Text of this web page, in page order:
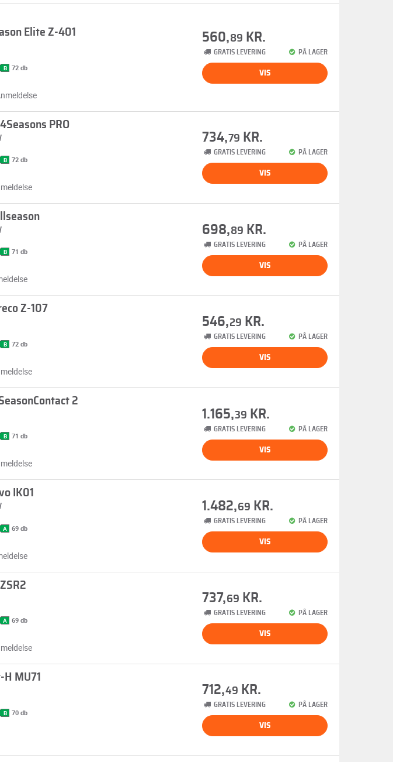
Elite Z-401
B 72 db
560,89 KR.
GRATIS LEVERING PÅ LAGER
VIS
PRO
B 72 db
734,79 KR.
GRATIS LEVERING PÅ LAGER
VIS
B 71 db
698,89 KR.
GRATIS LEVERING PÅ LAGER
VIS
Z-107
B 72 db
546,29 KR.
GRATIS LEVERING PÅ LAGER
VIS
2
B 71 db
1.165,39 KR.
GRATIS LEVERING PÅ LAGER
VIS
IK01
A 69 db
1.482,69 KR.
GRATIS LEVERING PÅ LAGER
VIS
A 69 db
737,69 KR.
GRATIS LEVERING PÅ LAGER
VIS
MU71
B 70 db
712,49 KR.
GRATIS LEVERING PÅ LAGER
VIS